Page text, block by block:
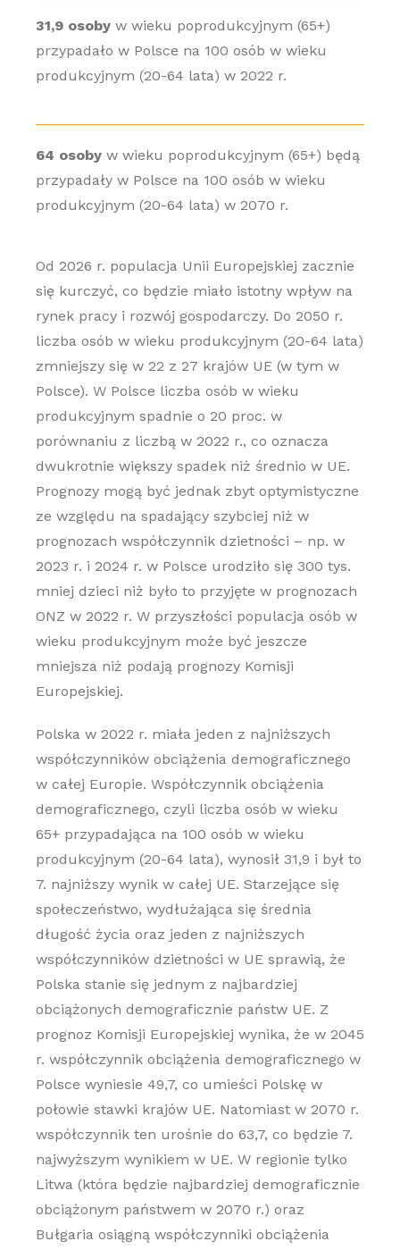
31,9 osobyw wieku poprodukcyjnym (65+)
przypadało w Polsce na 100 osób w wieku
produkcyjnym (20-64 lata) w 2022 r.
64 osobyw wieku poprodukcyjnym (65+) będą
przypadały w Polsce na 100 osób w wieku
produkcyjnym (20-64 lata) w 2070 r.
Od 2026 r. populacja Unii Europejskiej zacznie
się kurczyć, co będzie miało istotny wpływ na
rynek pracy i rozwój gospodarczy. Do 2050 r.
liczba osób w wieku produkcyjnym (20-64 lata)
zmniejszy się w 22 z 27 krajów UE (w tym w
Polsce). W Polsce liczba osób w wieku
produkcyjnym spadnie o 20 proc. w
porównaniu z liczbą w 2022 r., co oznacza
dwukrotnie większy spadek niż średnio w UE.
Prognozy mogą być jednak zbyt optymistyczne
ze względu na spadający szybciej niż w
prognozach współczynnik dzietności – np. w
2023 r. i 2024 r. w Polsce urodziło się 300 tys.
mniej dzieci niż było to przyjęte w prognozach
ONZ w 2022 r. W przyszłości populacja osób w
wieku produkcyjnym może być jeszcze
mniejsza niż podają prognozy Komisji
Europejskiej.
Polska w 2022 r. miała jeden z najniższych
współczynników obciążenia demograficznego
w całej Europie. Współczynnik obciążenia
demograficznego, czyli liczba osób w wieku
65+ przypadająca na 100 osób w wieku
produkcyjnym (20-64 lata), wynosił 31,9 i był to
7. najniższy wynik w całej UE. Starzejące się
społeczeństwo, wydłużająca się średnia
długość życia oraz jeden z najniższych
współczynników dzietności w UE sprawią, że
Polska stanie się jednym z najbardziej
obciążonych demograficznie państw UE. Z
prognoz Komisji Europejskiej wynika, że w 2045
r. współczynnik obciążenia demograficznego w
Polsce wyniesie 49,7, co umieści Polskę w
połowie stawki krajów UE. Natomiast w 2070 r.
współczynnik ten urośnie do 63,7, co będzie 7.
najwyższym wynikiem w UE. W regionie tylko
Litwa (która będzie najbardziej demograficznie
obciążonym państwem w 2070 r.) oraz
Bułgaria osiągną współczynniki obciążenia